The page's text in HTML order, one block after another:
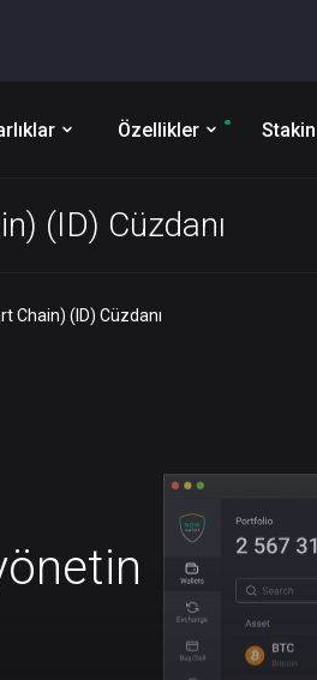
Özellikler
(ID) Cüzdanı
Chain) (ID) Cüzdanı